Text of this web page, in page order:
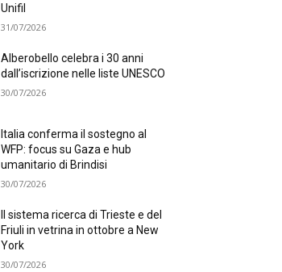
Unifil
31/07/2026
Alberobello celebra i 30 anni
dall’iscrizione nelle liste UNESCO
30/07/2026
Italia conferma il sostegno al
WFP: focus su Gaza e hub
umanitario di Brindisi
30/07/2026
Il sistema ricerca di Trieste e del
Friuli in vetrina in ottobre a New
York
30/07/2026